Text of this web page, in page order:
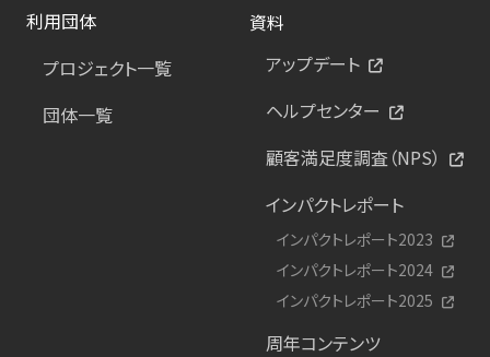
利用団体
プロジェクト一覧
団体一覧
資料
アップデート
ヘルプセンター
顧客満足度調査（NPS）
インパクトレポート
インパクトレポート2023
インパクトレポート2024
インパクトレポート2025
周年コンテンツ